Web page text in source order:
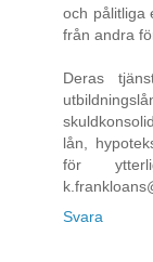
och pålitliga
från andra
Deras
lån,
för
Svara